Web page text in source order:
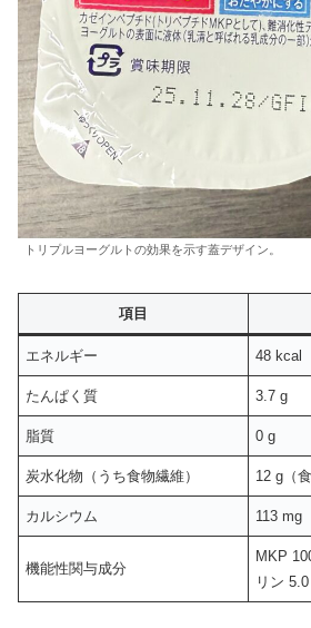
トリプルヨーグルトの効果を示す蓋デザイン。
項目
エネルギー 48 kcal
たんぱく質 3.7 g
脂質 0 g
炭水化物（うち食物繊維） 12 g（
カルシウム 113 mg
機能性関与成分
MKP
リン